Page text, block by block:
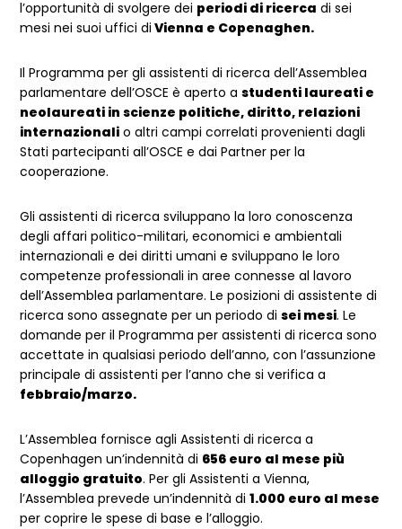
l’opportunità di svolgere dei periodi di ricerca di sei
mesi nei suoi uffici di Vienna e Copenaghen.
Il Programma per gli assistenti di ricerca dell’Assemblea
parlamentare dell’OSCE è aperto astudenti laureati e
neolaureati in scienze politiche, diritto, relazioni
internazionali o altri campi correlati provenienti dagli
Stati partecipanti all’OSCE e dai Partner per la
cooperazione.
Gli assistenti di ricerca sviluppano la loro conoscenza
degli affari politico-militari, economici e ambientali
internazionali e dei diritti umani e sviluppano le loro
competenze professionali in aree connesse al lavoro
dell’Assemblea parlamentare. Le posizioni di assistente di
ricerca sono assegnate per un periodo disei mesi. Le
domande per il Programma per assistenti di ricerca sono
accettate in qualsiasi periodo dell’anno, con l’assunzione
principale di assistenti per l’anno che si verifica a
febbraio/marzo.
L’Assemblea fornisce agli Assistenti di ricerca a
Copenhagen un’indennità di 656 euro al mese più
alloggio gratuito. Per gli Assistenti a Vienna,
l’Assemblea prevede un’indennità di1.000 euro al mese
per coprire le spese di base e l’alloggio.